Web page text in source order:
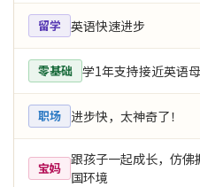
留学 英语快速进步
零基础 学1年支持接近英语
职场 进步快，太神奇了！
宝妈
跟孩子一起成长，仿佛
国环境